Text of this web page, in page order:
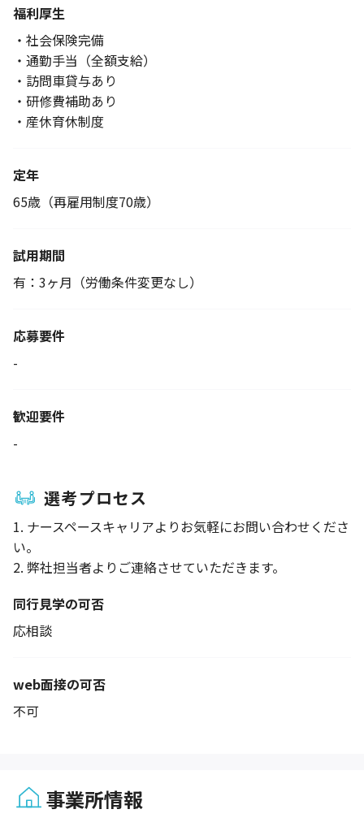
福利厚生
・社会保険完備
・通勤手当（全額支給）
・訪問車貸与あり
・研修費補助あり
・産休育休制度
定年
65歳（再雇用制度70歳）
試用期間
有：3ヶ月（労働条件変更なし）
応募要件
-
歓迎要件
-
選考プロセス
1. ナースペースキャリアよりお気軽にお問い合わせくださ
い。
2. 弊社担当者よりご連絡させていただきます。
同行見学の可否
応相談
web面接の可否
不可
事業所情報